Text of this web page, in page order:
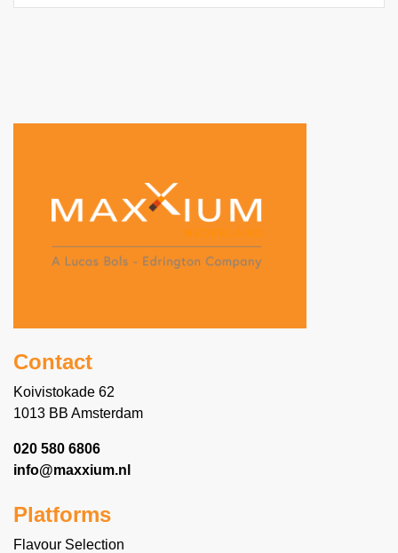
Barista; een expert op het gebied van koffie.
Contact
Koivistokade 62
1013 BB Amsterdam
020 580 6806
info@maxxium.nl
Platforms
Flavour Selection